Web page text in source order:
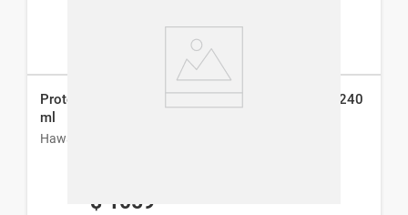
Protector Solar Hawaiian Tropic Carrot Fps 30 x 240
ml
Hawaiian Tropic
$ 1059